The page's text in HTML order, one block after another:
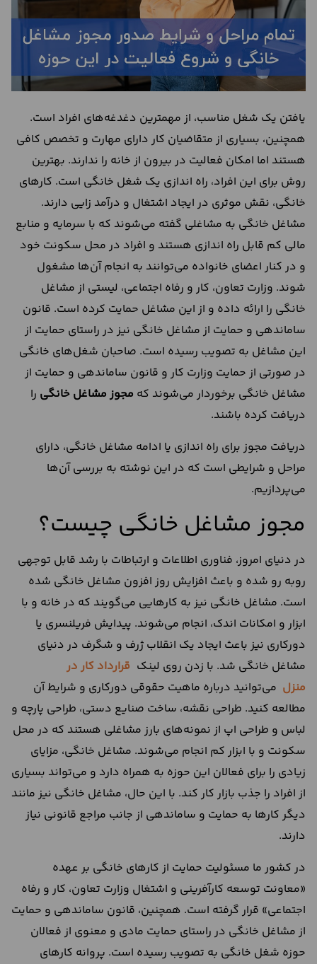
ما
یافتن یک شغل مناسب، از مهمترین دغدغه‌های افراد است.
همچنین، بسیاری از متقاضیان کار دارای مهارت و تخصص کافی
هستند اما امکان فعالیت در بیرون از خانه را ندارند. بهترین
روش برای این افراد، راه اندازی یک شغل خانگی است. کارهای
خانگی، نقش موثری در ایجاد اشتغال و درآمد زایی دارند.
مشاغل خانگی به مشاغلی گفته می‌شوند که با سرمایه و منابع
مالی کم قابل راه اندازی هستند و افراد در محل سکونت خود
و در کنار اعضای خانواده می‌توانند به انجام آن‌ها مشغول
شوند. وزارت تعاون، کار و رفاه اجتماعی، لیستی از مشاغل
خانگی را ارائه داده و از این مشاغل حمایت کرده است. قانون
ساماندهی و حمایت از مشاغل خانگی نیز در راستای حمایت از
این مشاغل به تصویب رسیده است. صاحبان شغل‌های خانگی
در صورتی از حمایت وزارت کار و قانون ساماندهی و حمایت از
مشاغل خانگی برخوردار می‌شوند که مجوز مشاغل خانگی را
دریافت کرده باشند.
دریافت مجوز برای راه اندازی یا ادامه مشاغل خانگی، دارای
مراحل و شرایطی است که در این نوشته به بررسی آن‌ها
می‌پردازیم.
مجوز مشاغل خانگی چیست؟
در دنیای امروز، فناوری اطلاعات و ارتباطات با رشد قابل توجهی
روبه رو شده و باعث افزایش روز افزون مشاغل خانگی شده
است. مشاغل خانگی نیز به کارهایی می‌گویند که در خانه و با
ابزار و امکانات اندک، انجام می‌شوند. پیدایش فریلنسری یا
دورکاری نیز باعث ایجاد یک انقلاب ژرف و شگرف در دنیای
مشاغل خانگی شد. با زدن روی لینک قرارداد کار در
منزل می‌توانید درباره ماهیت حقوقی دورکاری و شرایط آن
مطالعه کنید. طراحی نقشه، ساخت صنایع دستی، طراحی پارچه و
لباس و طراحی اپ از نمونه‌های بارز مشاغلی هستند که در محل
سکونت و با ابزار کم انجام می‌شوند. مشاغل خانگی، مزایای
زیادی را برای فعالان این حوزه به همراه دارد و می‌تواند بسیاری
از افراد را جذب بازار کار کند. با این حال، مشاغل خانگی نیز مانند
دیگر کارها به حمایت و ساماندهی از جانب مراجع قانونی نیاز
دارند.
در کشور ما مسئولیت حمایت از کارهای خانگی بر عهده
«معاونت توسعه کارآفرینی و اشتغال وزارت تعاون، کار و رفاه
اجتماعی» قرار گرفته است. همچنین، قانون ساماندهی و حمایت
از مشاغل خانگی در راستای حمایت مادی و معنوی از فعالان
حوزه شغل خانگی به تصویب رسیده است. پروانه کارهای